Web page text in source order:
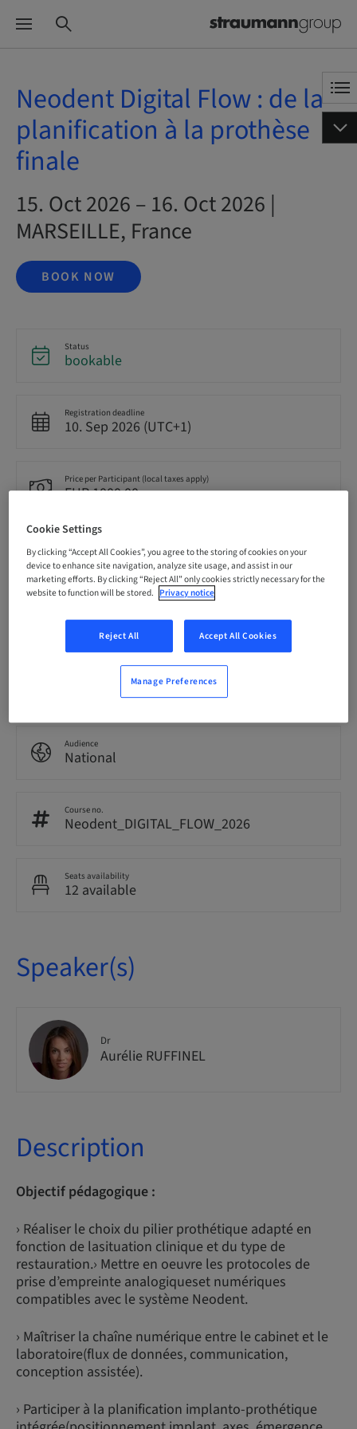
Neodent Digital Flow : de la
planification à la prothèse
finale
15. Oct 2026 – 16. Oct 2026 |
MARSEILLE, France
BOOK NOW
Status
bookable
Registration deadline
10. Sep 2026 (UTC+1)
Price per Participant (local taxes apply)
EUR 1000.00
French
0.00 Points
Theoretical
Audience
National
Course no.
Neodent_DIGITAL_FLOW_2026
Seats availability
12 available
Speaker(s)
Dr
Aurélie RUFFINEL
Description
Objectif pédagogique :
› Réaliser le choix du pilier prothétique adapté en
fonction de lasituation clinique et du type de
restauration.› Mettre en oeuvre les protocoles de
prise d’empreinte analogiqueset numériques
compatibles avec le système Neodent.
› Maîtriser la chaîne numérique entre le cabinet et le
laboratoire(flux de données, communication,
conception assistée).
› Participer à la planification implanto-prothétique
Cookie Settings
By clicking “Accept All Cookies”, you agree to the storing of cookies on your
device to enhance site navigation, analyze site usage, and assist in our
marketing efforts. By clicking “Reject All” only cookies strictly necessary for the
website to function will be stored. Privacy notice
Reject All Accept All Cookies
Manage Preferences